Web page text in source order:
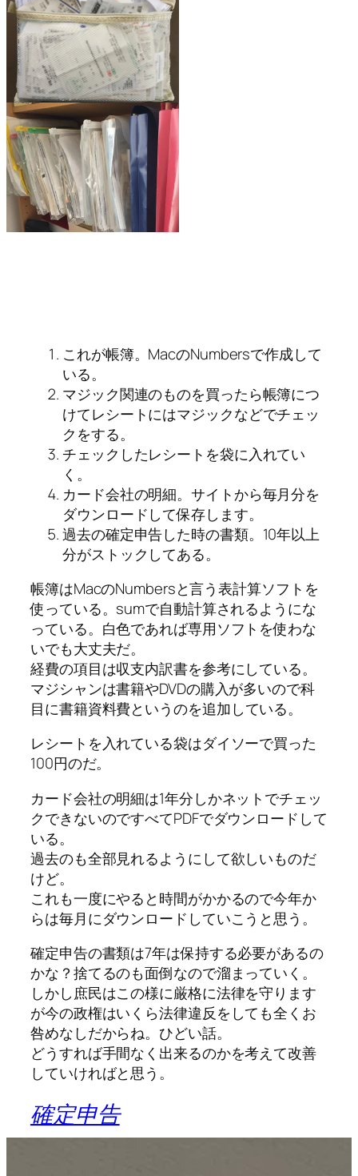
これが帳簿。MacのNumbersで作成して
いる。
マジック関連のものを買ったら帳簿につ
けてレシートにはマジックなどでチェッ
クをする。
チェックしたレシートを袋に入れてい
く。
カード会社の明細。サイトから毎月分を
ダウンロードして保存します。
過去の確定申告した時の書類。10年以上
分がストックしてある。
帳簿はMacのNumbersと言う表計算ソフトを
使っている。sumで自動計算されるようにな
っている。 白色であれば専用ソフトを使わな
いでも大丈夫だ。
経費の項目は収支内訳書を参考にしている。
マジシャンは書籍やDVDの購入が多いので科
目に書籍資料費というのを追加している。
レシートを入れている袋はダイソーで買った
100円のだ。
カード会社の明細は1年分しかネットでチェッ
クできないのですべてPDFでダウンロードして
いる。
過去のも全部見れるようにして欲しいものだ
けど。
これも一度にやると時間がかかるので今年か
らは毎月にダウンロードしていこうと思う。
確定申告の書類は7年は保持する必要があるの
かな？捨てるのも面倒なので溜まっていく。
しかし庶民はこの様に厳格に法律を守ります
が今の政権はいくら法律違反をしても全くお
咎めなしだからね。ひどい話。
どうすれば手間なく出来るのかを考えて改善
していければと思う。
確定申告